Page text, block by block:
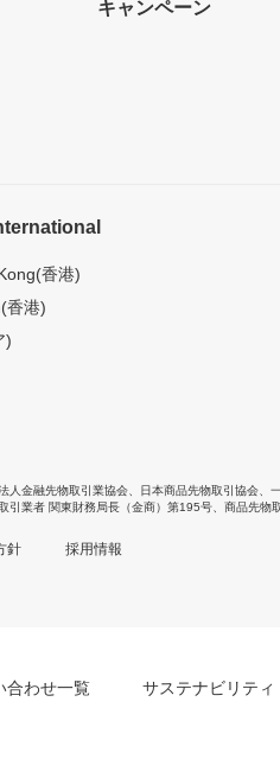
キャンペーン
香港)
香港)
)
人金融先物取引業協会 日本商品先物取引協会
引業者 関東財務局長（金商）第195号、商品先物
針 採用情報
合わせ一覧 サステナビリティ